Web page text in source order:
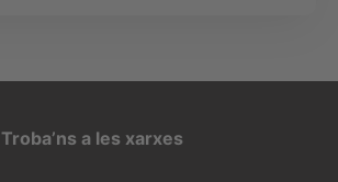
Troba’ns a les xarxes